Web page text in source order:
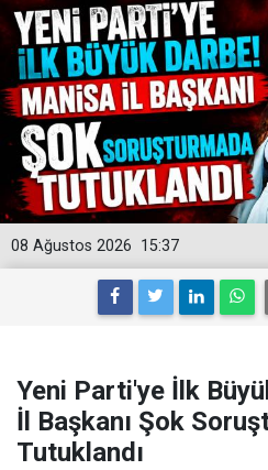
15:37
08 Ağustos 2026
Yeni Parti'ye İlk
İl Başkanı Şok
Tutuklandı